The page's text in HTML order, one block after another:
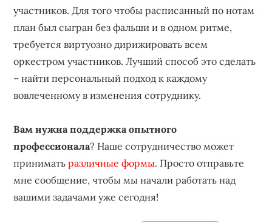
участников. Для того чтобы расписанный по нотам
план был сыгран без фальши и в одном ритме,
требуется виртуозно дирижировать всем
оркестром участников. Лучший способ это сделать
– найти персональный подход к каждому
вовлеченному в изменения сотруднику.
Вам нужна поддержка опытного
профессионала? Наше сотрудничество может
приниматьразличные формы. Просто отправьте
мне сообщение, чтобы мы начали работать над
вашими задачами уже сегодня!